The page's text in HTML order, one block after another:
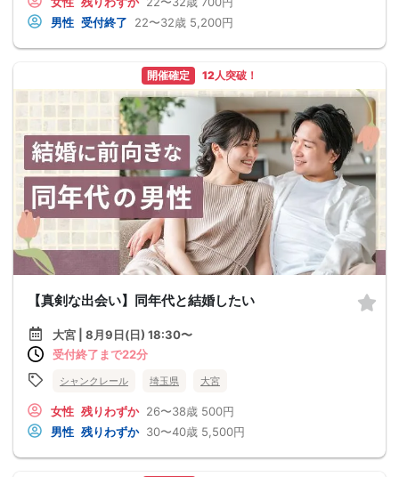
男性 受付終了 22〜32歳 5,200円
開催確定 12人突破！
【真剣な出会い】同年代と結婚したい
大宮 | 8月9日(日) 18:30〜
受付終了まで22分
シャンクレール 埼玉県 大宮
女性 残りわずか 26〜38歳 500円
男性 残りわずか 30〜40歳 5,500円